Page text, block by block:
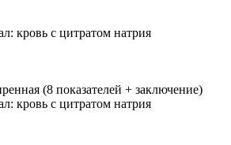
кровь с цитратом натрия
(8 показателей + заключение)
кровь с цитратом натрия